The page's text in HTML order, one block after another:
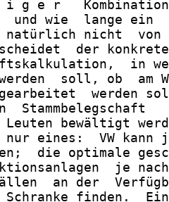
i g e r
und wie  lange ein
natürlich nicht
der
in
soll, ob  am
werden
Stammbelegschaft
Leuten bewältigt
nur eines:  VW kann
die optimale
je
an der
Schranke finden.